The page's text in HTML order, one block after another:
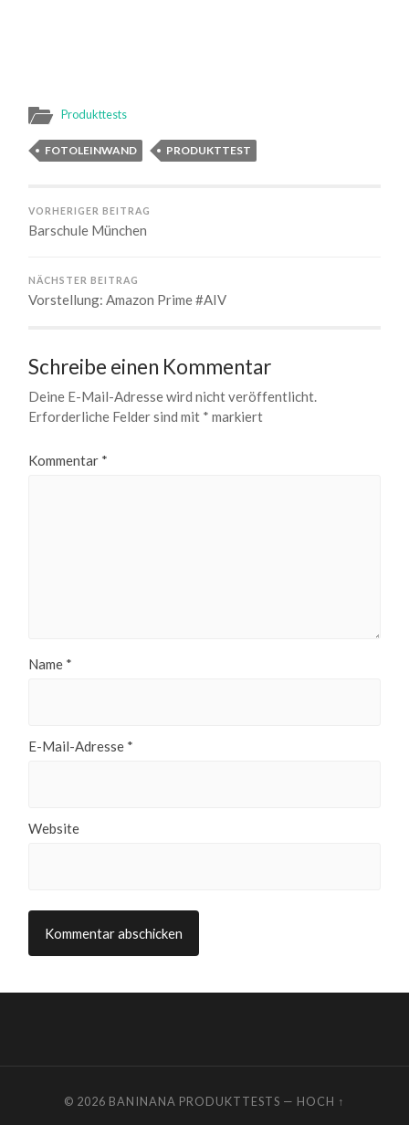
Produkttests
FOTOLEINWAND PRODUKTTEST
VORHERIGER BEITRAG
Barschule München
NÄCHSTER BEITRAG
Vorstellung: Amazon Prime #AIV
Schreibe einen Kommentar
Deine E-Mail-Adresse wird nicht veröffentlicht.
Erforderliche Felder sind mit * markiert
Kommentar *
Name *
E-Mail-Adresse *
Website
© 2026 BANINANA PRODUKTTESTS — HOCH ↑